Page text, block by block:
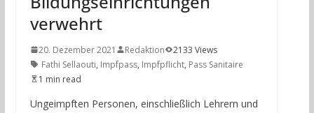
verwehrt
20. Dezember 2021 Redaktion
2133 Views
Fathi Sellaouti, Impfpass, Impfpflicht, Pass Sanitaire
1 min read
Ungeimpften Personen, einschließlich Lehrern und